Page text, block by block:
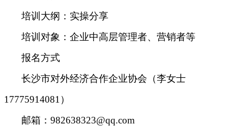
培训大纲 ： 实操分享
培训对象 ： 企业中高层管理者、营销者等
报名方式
长沙市对外经济合作企业协会（李女士
17775914081）
邮箱：982638323@qq.com